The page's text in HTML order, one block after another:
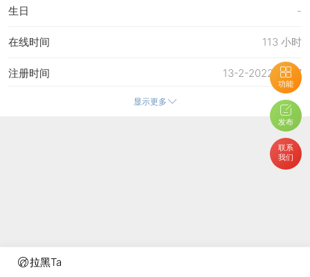
拉黑Ta
功能
发布
联系
我们
-
生日
113 小时
在线时间
13-2-2022 18:57
注册时间
7-8-2026 09:47
7-8-2026 09:47
7-8-2026 09:48
显示更多